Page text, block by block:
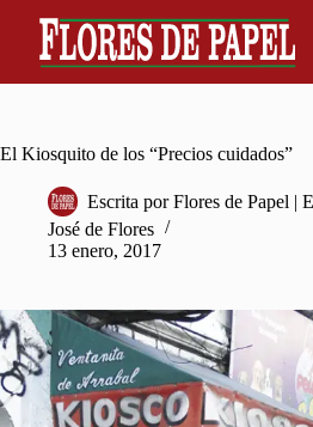
content
El Kiosquito de los “Precios cuidados”
Escrita por Flores de Papel |
José de Flores
13 enero, 2017